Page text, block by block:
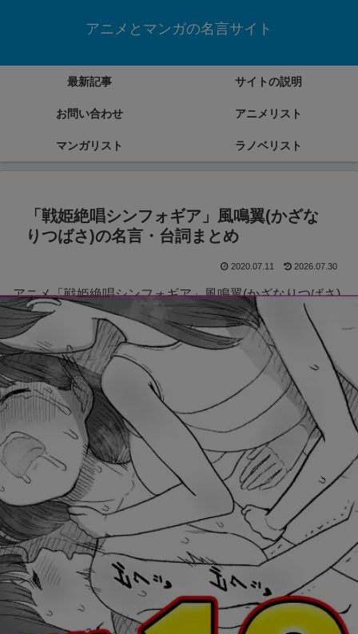
アニメとマンガの名言サイト
最新記事 サイトの説明
お問い合わせ アニメリスト
マンガリスト ラノベリスト
「戦姫絶唱シンフォギア」風鳴翼(かざな
りつばさ)の名言・台詞まとめ
2020.07.11 2026.07.30
アニメ「戦姫絶唱シンフォギア」風鳴翼(かざなりつばさ)
の名言・台詞をまとめていきます。